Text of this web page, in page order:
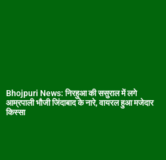
Bhojpuri News: निरहुआ की ससुराल में लगे
आम्रपाली भौजी जिंदाबाद के नारे, वायरल हुआ मजेदार
किस्सा